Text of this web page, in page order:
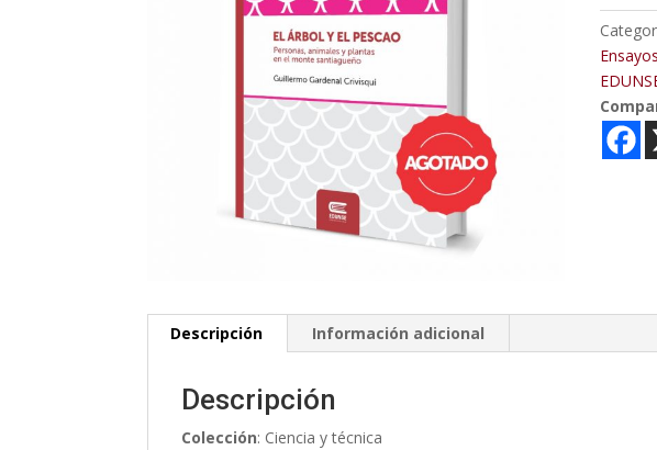
Ensayos
Descripción Información adicional
Descripción
Colección: Ciencia y técnica